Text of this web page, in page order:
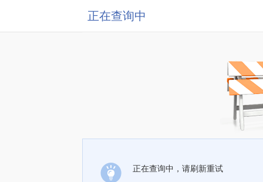
正在查询中
正在查询中，请刷新重试